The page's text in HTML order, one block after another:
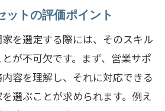
ットの評価ポイント
を選定する際には、そのスキル
が不可欠です。まず、営業サポ
容を理解し、それに対応できる
選ぶことが求められます。例え